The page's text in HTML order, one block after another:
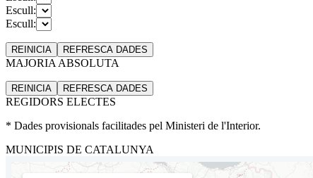
Escull:
Escull:
REINICIA REFRESCA DADES
MAJORIA ABSOLUTA
REINICIA REFRESCA DADES
REGIDORS ELECTES
* Dades provisionals facilitades pel Ministeri de l'Interior.
MUNICIPIS DE CATALUNYA